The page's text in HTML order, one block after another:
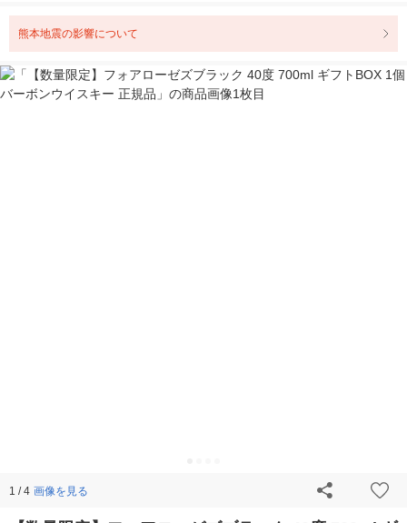
熊本地震の影響について
1 / 4 画像を見る